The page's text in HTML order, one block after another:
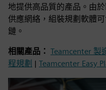
地提供高品質的產品。由
供應網絡，組裝規劃軟體
鏈。
相關產品： Teamcenter 製
程規劃 | Teamcenter Easy